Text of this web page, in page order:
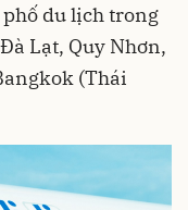
du lịch trong
Lạt, Quy Nhơn,
(Thái